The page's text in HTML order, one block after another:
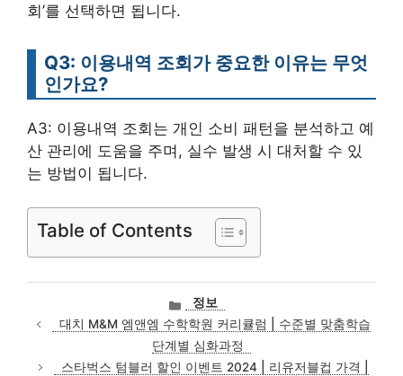
회’를 선택하면 됩니다.
Q3: 이용내역 조회가 중요한 이유는 무엇
인가요?
A3: 이용내역 조회는 개인 소비 패턴을 분석하고 예
산 관리에 도움을 주며, 실수 발생 시 대처할 수 있
는 방법이 됩니다.
Table of Contents
카
테
고
리
정보
대치 M&M 엠앤엠 수학학원 커리큘럼 | 수준별 맞춤학습
단계별 심화과정
스타벅스 텀블러 할인 이벤트 2024 | 리유저블컵 가격 |